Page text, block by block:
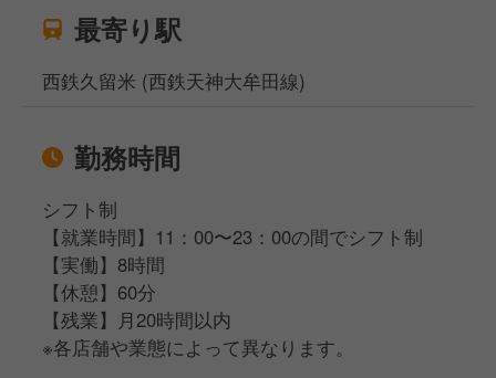
最寄り駅
西鉄久留米 (西鉄天神大牟田線)
勤務時間
シフト制
【就業時間】11：00〜23：00の間でシフト制
【実働】8時間
【休憩】60分
【残業】月20時間以内
※各店舗や業態によって異なります。